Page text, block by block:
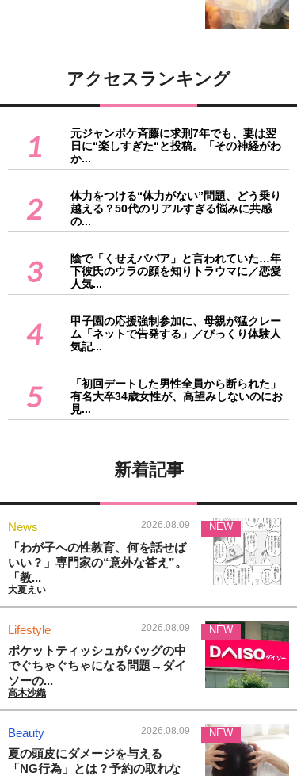
アクセスランキング
1
元ジャンポケ斉藤に求刑7年でも、妻は翌
日に“楽しすぎた“と投稿。「その神経がわ
か...
2
体力をつける“体力がない”問題、どう乗り
越える？50代のリアルすぎる悩みに共感
の...
3
陰で「くせえババア」と言われていた…年
下彼氏のウラの顔を知りトラウマに／恋愛
人気...
4
甲子園の応援強制参加に、母親が猛クレー
ム「ネットで告発する」／びっくり体験人
気記...
5
「初回デートした男性全員から断られた」
有名大卒34歳女性が、高望みしないのにお
見...
新着記事
News 2026.08.09
「わが子への性教育、何を話せば
いい？」専門家の“意外な答え”。
「教...
大夏えい
NEW
Lifestyle 2026.08.09
ポケットティッシュがバッグの中
でぐちゃぐちゃになる問題→ダイ
ソーの...
高木沙織
NEW
Beauty 2026.08.09
夏の頭皮にダメージを与える
「NG行為」とは？予約の取れな
NEW